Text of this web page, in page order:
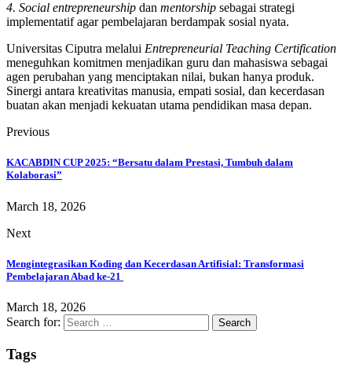
4. Social entrepreneurship dan mentorship sebagai strategi
implementatif agar pembelajaran berdampak sosial nyata.
Universitas Ciputra melalui Entrepreneurial Teaching Certification
meneguhkan komitmen menjadikan guru dan mahasiswa sebagai
agen perubahan yang menciptakan nilai, bukan hanya produk.
Sinergi antara kreativitas manusia, empati sosial, dan kecerdasan
buatan akan menjadi kekuatan utama pendidikan masa depan.
Previous
KACABDIN CUP 2025: “Bersatu dalam Prestasi, Tumbuh dalam
Kolaborasi”
March 18, 2026
Next
Mengintegrasikan Koding dan Kecerdasan Artifisial: Transformasi
Pembelajaran Abad ke-21
March 18, 2026
Search for:
Tags